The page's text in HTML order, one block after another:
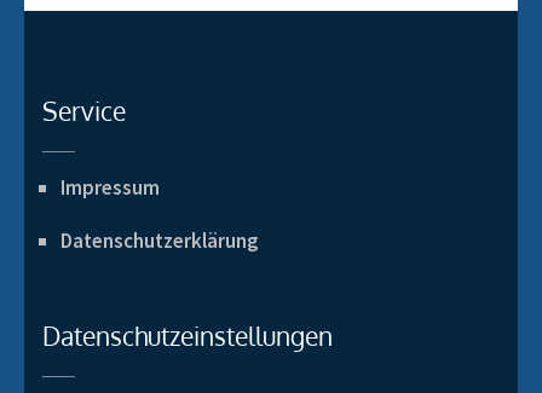
Service
Impressum
Datenschutzerklärung
Datenschutzeinstellungen